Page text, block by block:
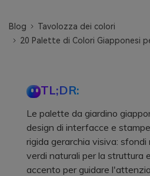
Blog
Tavolozza dei colori
20 Palette di Colori Giapponesi
TL;DR:
Le palette da giardino
design di interfacce e
rigida gerarchia visiva: sfondi
verdi naturali per la struttura
accento per guidare